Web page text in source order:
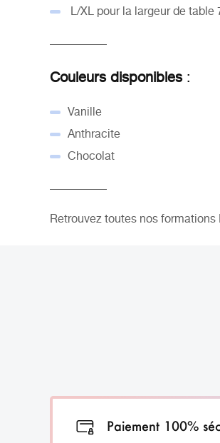
L/XL pour la largeur de
__________
Couleurs disponibles:
Vanille
Anthracite
Chocolat
__________
Retrouvez toutes nos formations
Paiement 100%